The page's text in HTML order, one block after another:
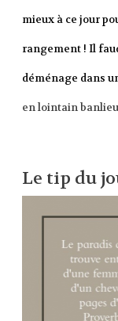
mieux à ce jour
rangement ! Il
déménage dans
en lointain
Le tip du